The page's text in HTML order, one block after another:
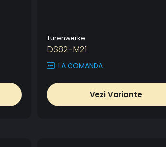
Turenwerke
DS82-M21
LA COMANDA
Vezi Variante